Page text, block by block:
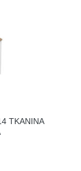
TKANINA